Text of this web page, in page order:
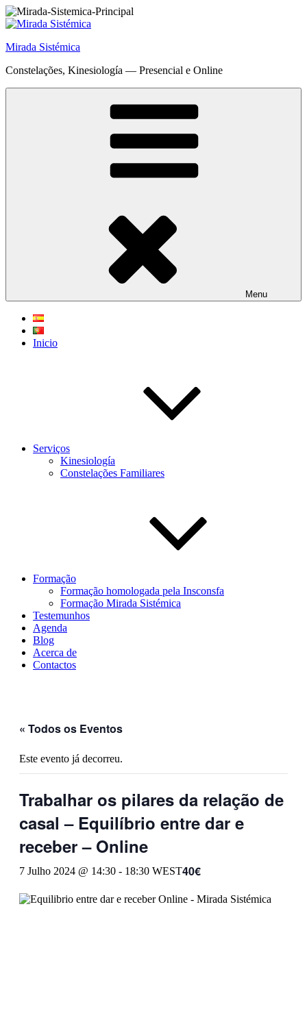
Saltar
para
conteúdo
Mirada Sistémica
Constelações, Kinesiología — Presencial e Online
Menu
Inicio
Serviços
Kinesiología
Constelações Familiares
Formação
Formação homologada pela Insconsfa
Formação Mirada Sistémica
Testemunhos
Agenda
Blog
Acerca de
Contactos
« Todos os Eventos
Este evento já decorreu.
Trabalhar os pilares da relação de
casal – Equilíbrio entre dar e
receber – Online
7 Julho 2024 @ 14:30 - 18:30 WEST40€